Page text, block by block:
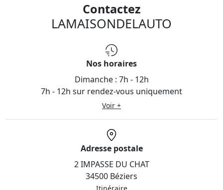
Contactez
LAMAISONDELAUTO
Nos horaires
Dimanche : 7h - 12h
7h - 12h sur rendez-vous uniquement
Voir +
Adresse postale
2 IMPASSE DU CHAT
34500 Béziers
Itinéraire